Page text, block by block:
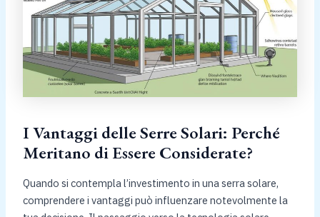
I Vantaggi delle Serre Solari: Perché
Meritano di Essere Considerate?
Quando si contempla l’investimento in una serra solare,
comprendere i vantaggi può influenzare notevolmente la